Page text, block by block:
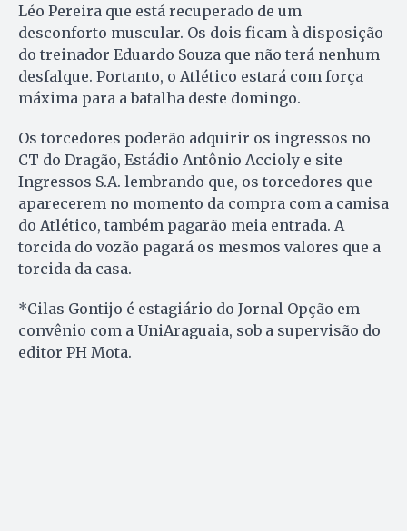
Léo Pereira que está recuperado de um
desconforto muscular. Os dois ficam à disposição
do treinador Eduardo Souza que não terá nenhum
desfalque. Portanto, o Atlético estará com força
máxima para a batalha deste domingo.
Os torcedores poderão adquirir os ingressos no
CT do Dragão, Estádio Antônio Accioly e site
Ingressos S.A. lembrando que, os torcedores que
aparecerem no momento da compra com a camisa
do Atlético, também pagarão meia entrada. A
torcida do vozão pagará os mesmos valores que a
torcida da casa.
*Cilas Gontijo é estagiário do Jornal Opção em
convênio com a UniAraguaia, sob a supervisão do
editor PH Mota.